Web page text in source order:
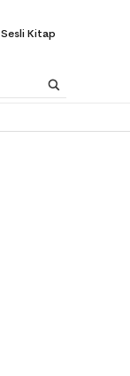
Sesli Kitap